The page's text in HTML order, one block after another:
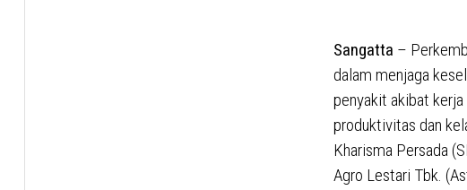
Sangatta –
dalam menjaga
penyakit akibat
produktivitas dan
Kharisma Persada
Agro Lestari Tbk.